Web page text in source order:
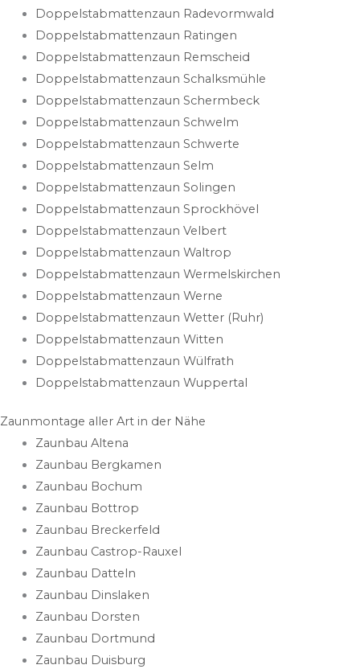
Doppelstabmattenzaun Radevormwald
Doppelstabmattenzaun Ratingen
Doppelstabmattenzaun Remscheid
Doppelstabmattenzaun Schalksmühle
Doppelstabmattenzaun Schermbeck
Doppelstabmattenzaun Schwelm
Doppelstabmattenzaun Schwerte
Doppelstabmattenzaun Selm
Doppelstabmattenzaun Solingen
Doppelstabmattenzaun Sprockhövel
Doppelstabmattenzaun Velbert
Doppelstabmattenzaun Waltrop
Doppelstabmattenzaun Wermelskirchen
Doppelstabmattenzaun Werne
Doppelstabmattenzaun Wetter (Ruhr)
Doppelstabmattenzaun Witten
Doppelstabmattenzaun Wülfrath
Doppelstabmattenzaun Wuppertal
Zaunmontage aller Art in der Nähe
Zaunbau Altena
Zaunbau Bergkamen
Zaunbau Bochum
Zaunbau Bottrop
Zaunbau Breckerfeld
Zaunbau Castrop-Rauxel
Zaunbau Datteln
Zaunbau Dinslaken
Zaunbau Dorsten
Zaunbau Dortmund
Zaunbau Duisburg